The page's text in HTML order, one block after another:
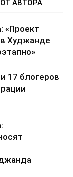
АВТОРА
«Проект
в Худжанде
17 блогеров